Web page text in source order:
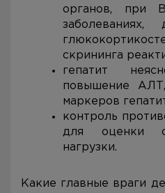
органов, при
заболеваниях,
скрининга
гепатит
повышение
маркеров
контроль
для оценки
нагрузки.
Какие главные враги